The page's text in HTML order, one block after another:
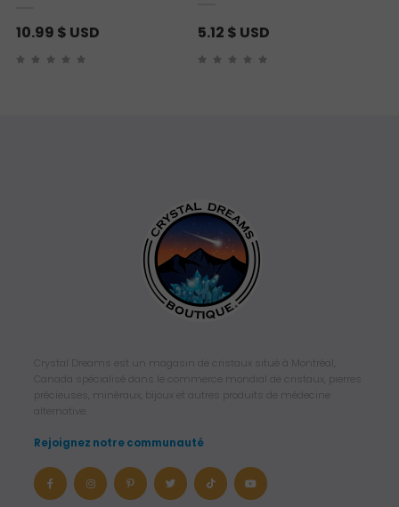
10.99 $ USD 5.12 $ USD
Crystal Dreams est un magasin de cristaux situé à Montréal,
Canada spécialisé dans le commerce mondial de cristaux, pierres
précieuses, minéraux, bijoux et autres produits de médecine
alternative.
Rejoignez notre communauté